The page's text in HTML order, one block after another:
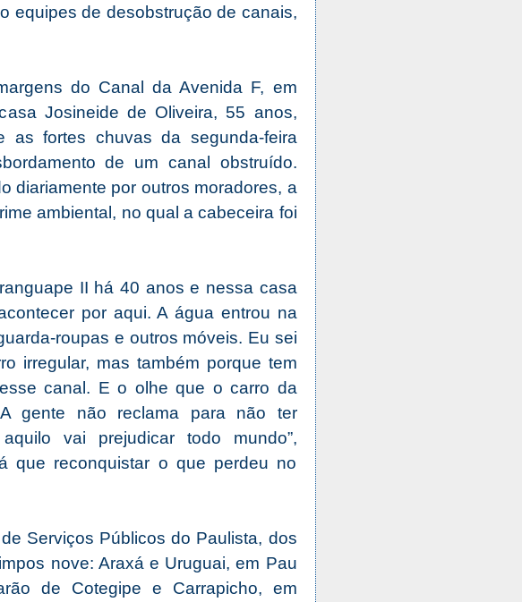
equipes de desobstrução de canais,
do Canal da Avenida F, em
Josineide de Oliveira, 55 anos,
as fortes chuvas da segunda-feira
de um canal obstruído.
diariamente por outros moradores, a
ambiental, no qual a cabeceira foi
II há 40 anos e nessa casa
por aqui. A água entrou na
roupas e outros móveis. Eu sei
irregular, mas também porque tem
canal. E o olhe que o carro da
gente não reclama para não ter
vai prejudicar todo mundo”,
que reconquistar o que perdeu no
Serviços Públicos do Paulista, dos
nove: Araxá e Uruguai, em Pau
de Cotegipe e Carrapicho, em